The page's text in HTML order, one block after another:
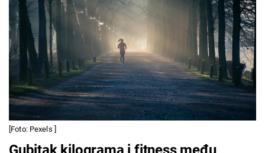
[Foto: Pexels ]